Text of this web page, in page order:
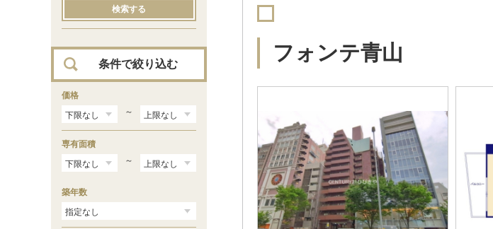
フォンテ青山
（40）
春日（35）
本郷三丁目（12）
新御徒町 （13）
（18）
両国（30）
清澄白河（7）
門前仲町
月島（37）
勝どき
築地市場 （7）
汐留（9）
赤羽橋
麻布十番
六本木（38）
検索する
条件で絞り込む
価格
～
専有面積
～
築年数